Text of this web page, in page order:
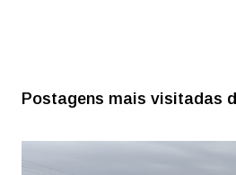
Postagens mais visitadas